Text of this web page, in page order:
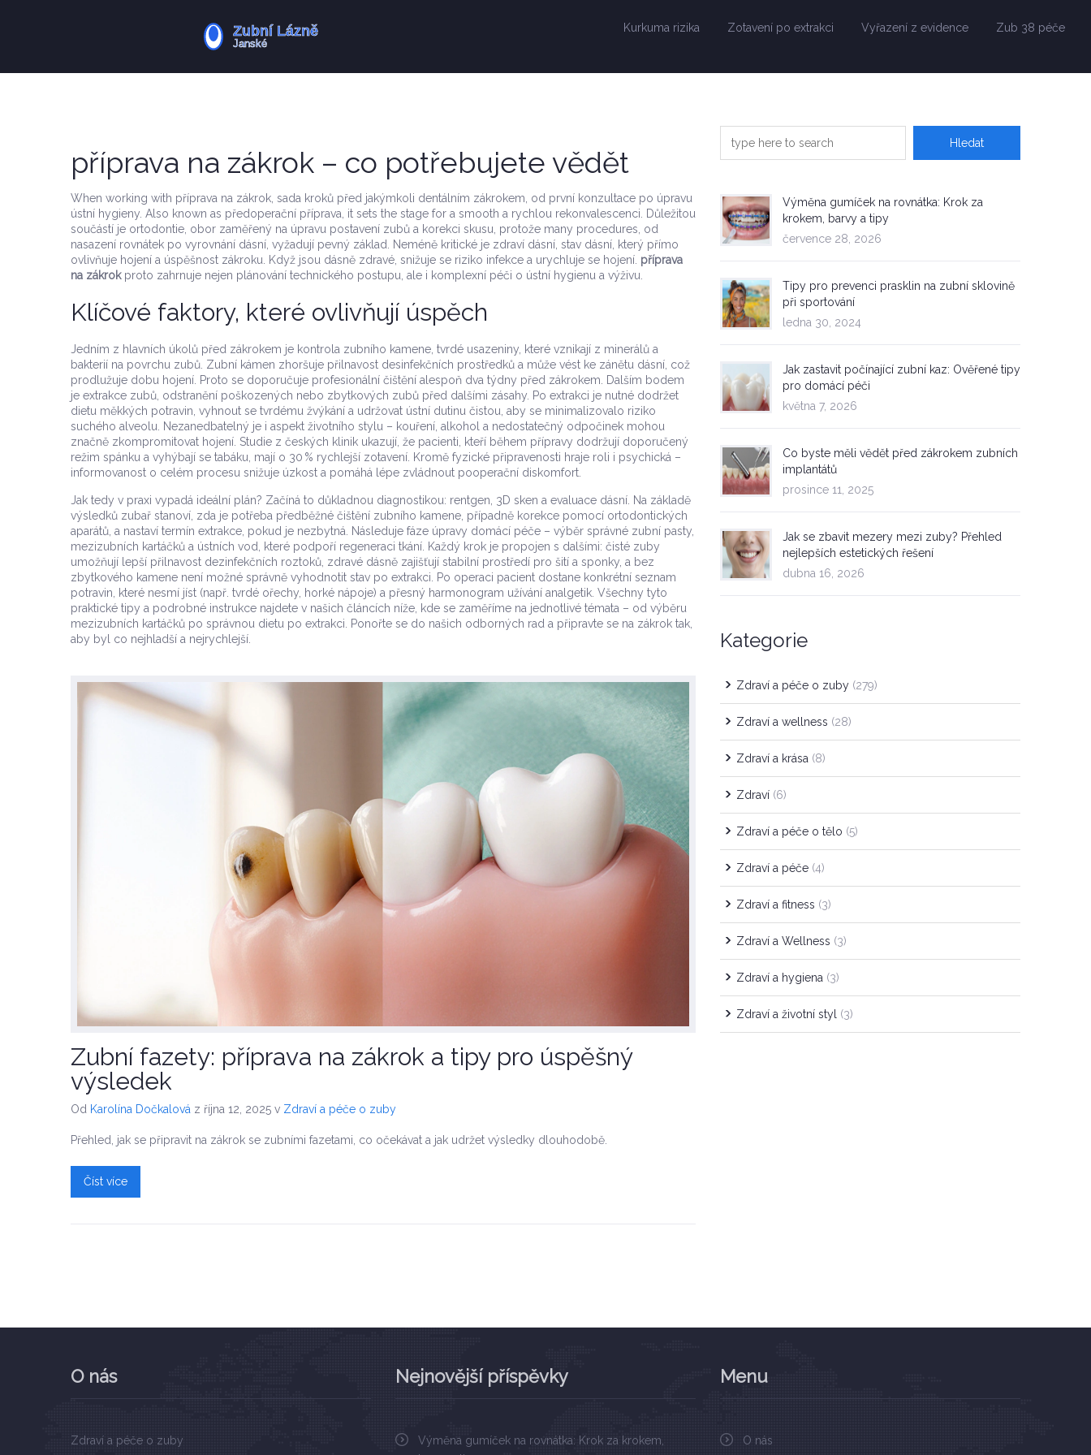
Kurkuma rizika Zotavení po extrakci Vyřazení z evidence Zub 38 péče
příprava na zákrok – co potřebujete vědět
When working with příprava na zákrok sada kroků před jakýmkoli dentálním zákrokem, od první konzultace po úpravu
ústní hygieny . Also known as předoperační příprava , it sets the stage for a smooth a rychlou rekonvalescenci. Důležitou
součástí je ortodontie obor zaměřený na úpravu postavení zubů a korekci skusu , protože many procedures, od
nasazení rovnátek po vyrovnání dásní, vyžadují pevný základ. Neméně kritické je zdraví dásní stav dásní, který přímo
ovlivňuje hojení a úspěšnost zákroku . Když jsou dásně zdravé, snižuje se riziko infekce a urychluje se hojení. příprava
na zákrokproto zahrnuje nejen plánování technického postupu, ale i komplexní péči o ústní hygienu a výživu.
Klíčové faktory, které ovlivňují úspěch
Jedním z hlavních úkolů před zákrokem je kontrola zubního kamene tvrdé usazeniny, které vznikají z minerálů a
bakterií na povrchu zubů . Zubní kámen zhoršuje přilnavost desinfekčních prostředků a může vést ke zánětu dásní, což
prodlužuje dobu hojení. Proto se doporučuje profesionální čištění alespoň dva týdny před zákrokem. Dalším bodem
je extrakce zubů odstranění poškozených nebo zbytkových zubů před dalšími zásahy . Po extrakci je nutné dodržet
dietu měkkých potravin, vyhnout se tvrdému žvýkání a udržovat ústní dutinu čistou, aby se minimalizovalo riziko
suchého alveolu. Nezanedbatelný je i aspekt životního stylu – kouření, alkohol a nedostatečný odpočinek mohou
značně zkompromitovat hojení. Studie z českých klinik ukazují, že pacienti, kteří během přípravy dodržují doporučený
režim spánku a vyhýbají se tabáku, mají o 30 % rychlejší zotavení. Kromě fyzické připravenosti hraje roli i psychická –
informovanost o celém procesu snižuje úzkost a pomáhá lépe zvládnout pooperační diskomfort.
Jak tedy v praxi vypadá ideální plán? Začíná to důkladnou diagnostikou: rentgen, 3D sken a evaluace dásní. Na základě
výsledků zubař stanoví, zda je potřeba předběžné čištění zubního kamene, případně korekce pomocí ortodontických
aparátů, a nastaví termín extrakce, pokud je nezbytná. Následuje fáze úpravy domácí péče – výběr správné zubní pasty,
mezizubních kartáčků a ústních vod, které podpoří regeneraci tkání. Každý krok je propojen s dalšími: čisté zuby
umožňují lepší přilnavost dezinfekčních roztoků, zdravé dásně zajišťují stabilní prostředí pro šití a sponky, a bez
zbytkového kamene není možné správně vyhodnotit stav po extrakci. Po operaci pacient dostane konkrétní seznam
potravin, které nesmí jíst (např. tvrdé ořechy, horké nápoje) a přesný harmonogram užívání analgetik. Všechny tyto
praktické tipy a podrobné instrukce najdete v našich článcích níže, kde se zaměříme na jednotlivé témata – od výběru
mezizubních kartáčků po správnou dietu po extrakci. Ponořte se do našich odborných rad a připravte se na zákrok tak,
aby byl co nejhladší a nejrychlejší.
Zubní fazety: příprava na zákrok a tipy pro úspěšný
výsledek
Od Karolína Dočkalová z října 12, 2025 v Zdraví a péče o zuby
Přehled, jak se připravit na zákrok se zubními fazetami, co očekávat a jak udržet výsledky dlouhodobě.
Číst více
Výměna gumíček na rovnátka: Krok za
krokem, barvy a tipy
července 28, 2026
Tipy pro prevenci prasklin na zubní sklovině
při sportování
ledna 30, 2024
Jak zastavit počínající zubní kaz: Ověřené tipy
pro domácí péči
května 7, 2026
Co byste měli vědět před zákrokem zubních
implantátů
prosince 11, 2025
Jak se zbavit mezery mezi zuby? Přehled
nejlepších estetických řešení
dubna 16, 2026
Kategorie
Zdraví a péče o zuby (279)
Zdraví a wellness (28)
Zdraví a krása (8)
Zdraví (6)
Zdraví a péče o tělo (5)
Zdraví a péče (4)
Zdraví a fitness (3)
Zdraví a Wellness (3)
Zdraví a hygiena (3)
Zdraví a životní styl (3)
O nás
Zdraví a péče o zuby
Nejnovější příspěvky
Výměna gumíček na rovnátka: Krok za krokem,
Menu
O nás